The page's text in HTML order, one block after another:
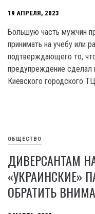
19 АПРЕЛЯ, 2023
Большую часть мужчин
принимать на учебу или
подтверждающего то,
предупреждение сделал
Киевского городского
ОБЩЕСТВО
ДИВЕРСАНТАМ
«УКРАИНСКИЕ»
ОБРАТИТЬ